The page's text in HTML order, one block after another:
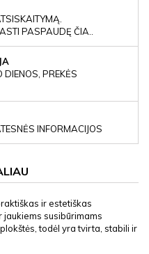
PASPAUDĘ ČIA..
PREKĖS
INFORMACIJOS
ir estetiškas
susibūrimams
todėl yra tvirta, stabili ir